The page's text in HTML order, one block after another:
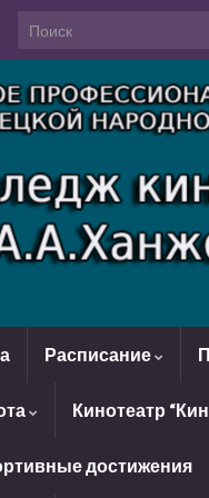
Search for:
Расписание
Кинотеатр
достижения